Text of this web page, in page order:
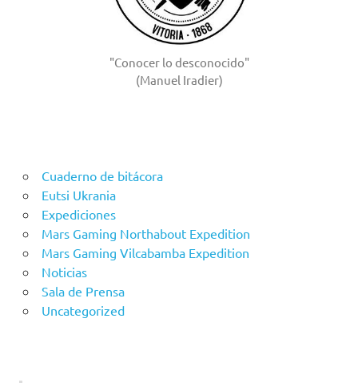
"Conocer lo desconocido"
(Manuel Iradier)
Cuaderno de bitácora
Eutsi Ukrania
Expediciones
Mars Gaming Northabout Expedition
Mars Gaming Vilcabamba Expedition
Noticias
Sala de Prensa
Uncategorized